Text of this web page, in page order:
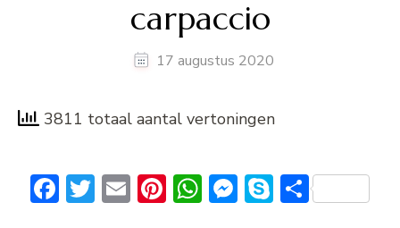
carpaccio
17 augustus 2020
3811 totaal aantal vertoningen
Facebook
Twitter
EmailPinterest
WhatsApp
Messenger
Skype
Delen